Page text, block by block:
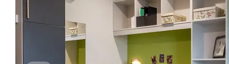
Yugo x VCARB : À l'avant-
nouvelle ère pour le
Yugo Le partenariat novateur de [nom de
VCARB alimente l'innovation, l'ambition et